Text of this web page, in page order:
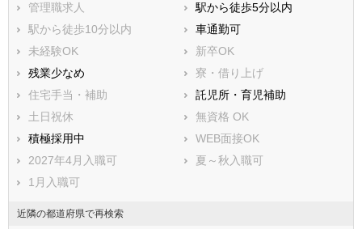
管理職求人
駅から徒歩5分以内
駅から徒歩10分以内
車通勤可
未経験OK
新卒OK
残業少なめ
寮・借り上げ
住宅手当・補助
託児所・育児補助
土日祝休
無資格 OK
積極採用中
WEB面接OK
2027年4月入職可
夏～秋入職可
1月入職可
近隣の都道府県で再検索